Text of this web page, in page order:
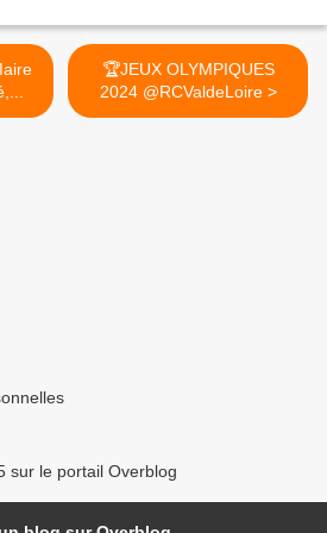
🏆JEUX OLYMPIQUES
2024 @RCValdeLoire >
sur le portail Overblog